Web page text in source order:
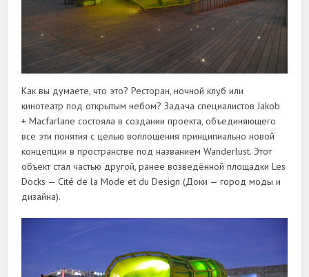
Как вы думаете, что это? Ресторан, ночной клуб или
кинотеатр под открытым небом? Задача специалистов Jakob
+ Macfarlane состояла в создании проекта, объединяющего
все эти понятия с целью воплощения принципиально новой
концепции в пространстве под названием Wanderlust. Этот
объект стал частью другой, ранее возведённой площадки Les
Docks — Cité de la Mode et du Design (Доки — город моды и
дизайна).